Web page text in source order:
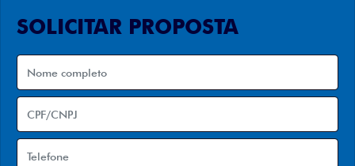
SOLICITAR PROPOSTA